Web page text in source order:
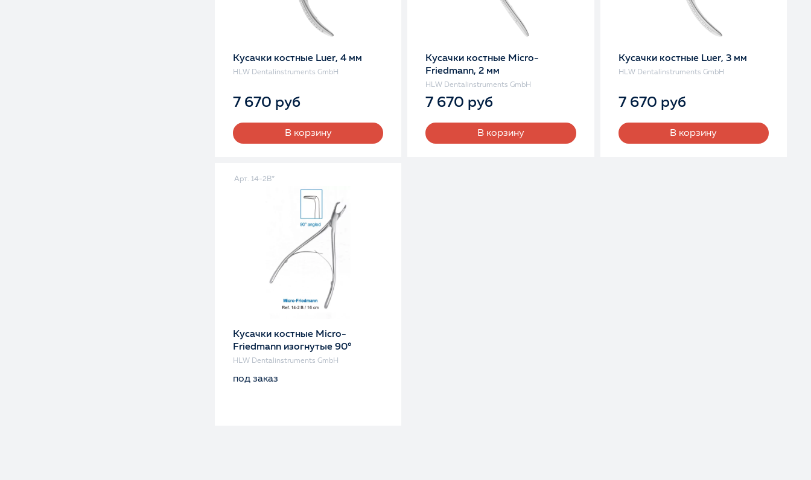
Кусачки костные Luer, 4 мм
HLW Dentalinstruments GmbH
7 670 руб
В корзину
Кусачки костные Micro-
Friedmann, 2 мм
HLW Dentalinstruments GmbH
7 670 руб
В корзину
Кусачки костные Luer, 3 мм
HLW Dentalinstruments GmbH
7 670 руб
В корзину
Арт. 14-2B*
Кусачки костные Micro-
Friedmann изогнутые 90°
HLW Dentalinstruments GmbH
под заказ